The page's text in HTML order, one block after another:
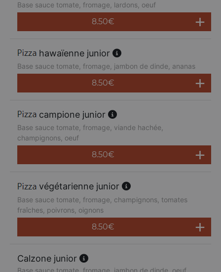
Base sauce tomate, fromage, lardons, oeuf
8.50€
hawaïenne junior
Base sauce tomate, fromage, jambon de dinde, ananas
8.50€
campione junior
Base sauce tomate, fromage, viande hachée,
champignons, oeuf
8.50€
végétarienne junior
Base sauce tomate, fromage, champignons, tomates
fraîches, poivrons, oignons
8.50€
Calzone junior
Base sauce tomate, fromage, jambon de dinde, oeuf